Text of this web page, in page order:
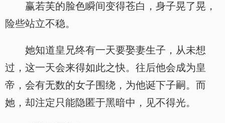
赢若芙的脸色瞬间变得苍白，身子晃了晃，
险些站立不稳。
她知道皇兄终有一天要娶妻生子，从未想
过，这一天会来得如此之快。往后他会成为皇
帝，会有无数的女子围绕，为他诞下子嗣。而
她，却注定只能隐匿于黑暗中，见不得光。